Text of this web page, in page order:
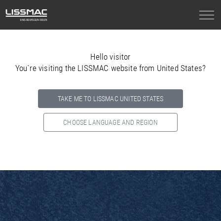
Hello visitor
You`re visiting the LISSMAC website from United States?
TAKE ME TO LISSMAC UNITED STATES
CHOOSE LANGUAGE AND REGION
Select your country below so we can show you the correct
information for your location.
NORTH AMERICA SOUTH AMERICA